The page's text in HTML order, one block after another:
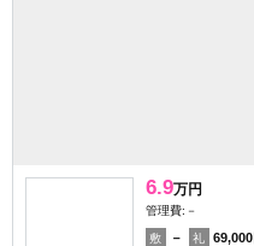
6.9万円
管理費:－
敷 － 礼
69,000